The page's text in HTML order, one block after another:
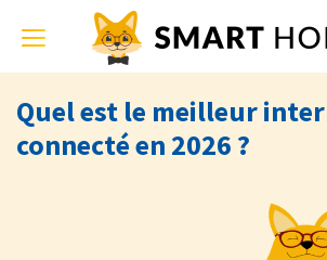
Toggle
navigation
Quel est le meilleur
connecté en 2026 ?